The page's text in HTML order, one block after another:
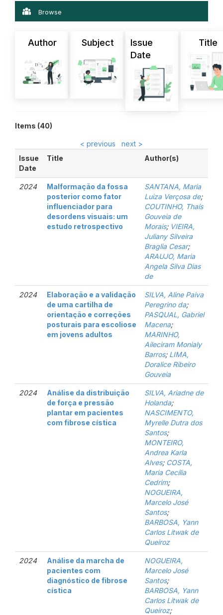
Browse
Author Subject
Issue
Date
Title
Items (40)
< previous
next >
Issue
Date
Title Author(s)
2024
Malformação da fossa
posterior como fator
influenciador para
desordens visuais: um
estudo retrospectivo
SANTANA, Maria
Luiza Verçosa de;
COUTINHO, Thaís
Gouveia de
Morais; VIEIRA,
Juliany Silveira
Braglia Cesar;
ARAUJO, Maria
Angela Silva Dias
de
2024
Elaboração e a validação
de uma cartilha de
orientação e correções
posturais para escoliose
em jovens adultos
SILVA, Aline Paiva
Peregrino da;
PASQUAL, Gabriel
Macena;
MARINHO,
Aileciram Monialy
Barros; LIMA,
Doralice Ribeiro
Gouveia
2024
Análise da distribuição
de força e pressão
plantar em pacientes
com fibrose cística
SILVA, Ariadne de
Holanda;
NASCIMENTO,
Myrelle Dutra dos
Santos;
MONTEIRO,
Andrea Karla
Alves; COSTA,
Maria Cecília
Cedrim;
NOGUEIRA,
Marcelo José
Santos;
BARBOSA, Yann
Carlos Litwak de
Queiroz
2024
Análise da marcha de
pacientes com
diagnóstico de fibrose
cística
NOGUEIRA,
Marcelo José
Santos;
BARBOSA, Yann
Carlos Litwak de
Queiroz;